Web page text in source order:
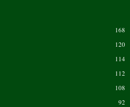
168
120
114
112
108
92